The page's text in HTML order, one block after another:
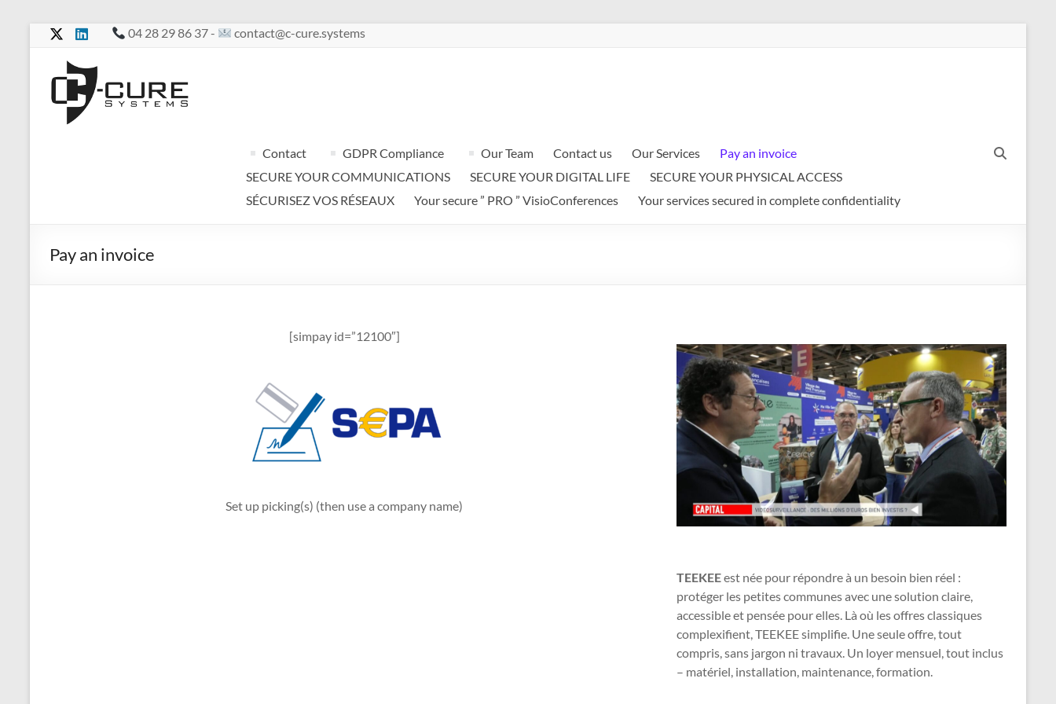
Skip
content
04 28 29 86 37 - contact@c-cure.systems
C-
Cure
Contact GDPR Compliance Our Team Contact us Our Services
Pay an invoice
SECURE YOUR COMMUNICATIONS
SECURE YOUR DIGITAL LIFE
SECURE YOUR PHYSICAL ACCESS
SÉCURISEZ VOS RÉSEAUX
Your secure ” PRO ” VisioConferences Your services secured in complete confidentiality
Pay an invoice
[simpay id=”12100″]
Set up picking(s) (then use a company name)
TEEKEEest née pour répondre à un besoin bien réel :
protéger les petites communes avec une solution claire,
accessible et pensée pour elles. Là où les offres classiques
complexifient, TEEKEE simplifie. Une seule offre, tout
compris, sans jargon ni travaux. Un loyer mensuel, tout inclus
– matériel, installation, maintenance, formation.